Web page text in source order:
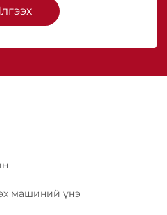
машиний үнэ